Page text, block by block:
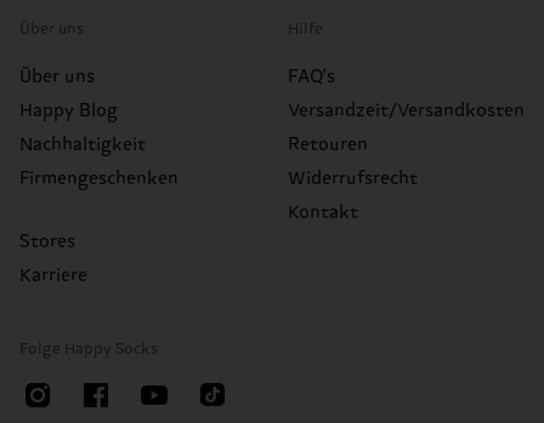
Über uns
Über uns
Happy Blog
Nachhaltigkeit
Firmengeschenken
Stores
Karriere
Hilfe
FAQ's
Versandzeit/Versandkosten
Retouren
Widerrufsrecht
Kontakt
Folge Happy Socks